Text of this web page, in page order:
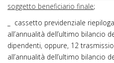
soggetto beneficiario finale;
_ cassetto previdenziale
all’annualità dell’ultimo bilancio
dipendenti, oppure, 12
all’annualità dell’ultimo bilancio